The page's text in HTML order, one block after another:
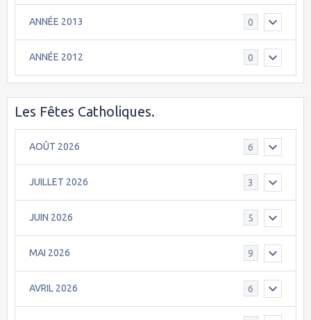
ANNÉE 2013 0
ANNÉE 2012 0
Les Fêtes Catholiques.
AOÛT 2026 6
JUILLET 2026 3
JUIN 2026 5
MAI 2026 9
AVRIL 2026 6